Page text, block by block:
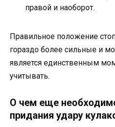
правой и наоборот.
Правильное положение
гораздо более сильные и
является единственным
учитывать.
О чем еще
придания удару